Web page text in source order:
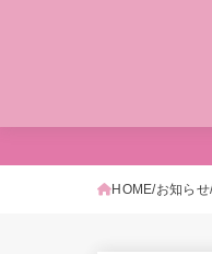
HOME お知らせ